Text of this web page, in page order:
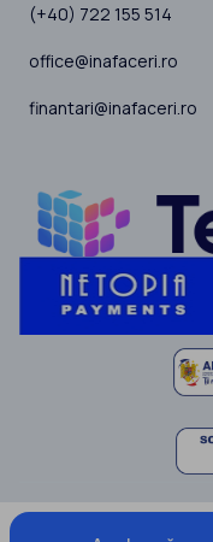
(+40) 722 155 514
office@inafaceri.ro
finantari@inafaceri.ro